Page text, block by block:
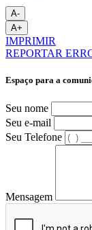
A-
A+
IMPRIMIR
REPORTAR
Espaço para a
Seu nome
Seu e-mail
Seu Telefone
Mensagem